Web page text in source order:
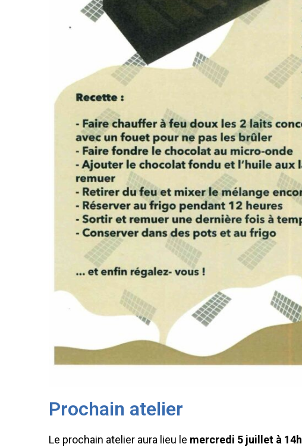
Prochain atelier
Le prochain atelier aura lieu le mercredi 5 juillet à 14h